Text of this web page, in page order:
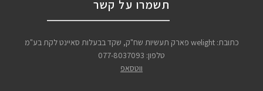
תשמרו על קשר
כתובת: welight פארק תעשיות שח"ק, שקד בבעלות סאיינט לקת בע"מ
טלפון: 077-8037093
ווטסאפ